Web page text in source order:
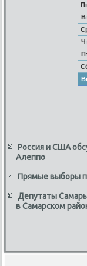
Россия и США
Алеппо
Прямые выборы
Депутаты
в Самарском